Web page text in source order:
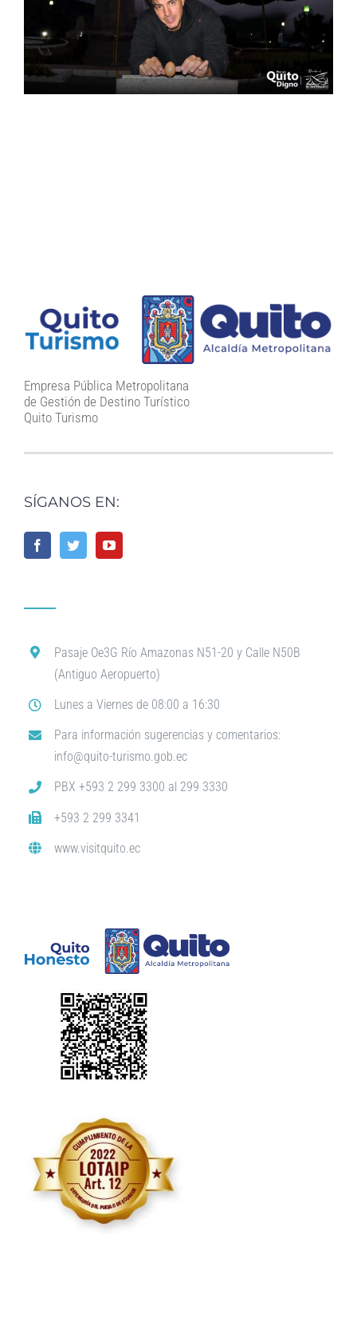
Empresa Pública Metropolitana
de Gestión de Destino Turístico
Quito Turismo
SÍGANOS EN:
Pasaje Oe3G Río Amazonas N51-20 y Calle N50B
(Antiguo Aeropuerto)
Lunes a Viernes de 08:00 a 16:30
Para información sugerencias y comentarios:
info@quito-turismo.gob.ec
PBX +593 2 299 3300 al 299 3330
+593 2 299 3341
www.visitquito.ec